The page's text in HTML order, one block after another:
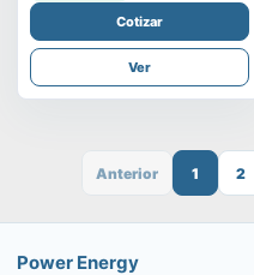
Cotizar
Ver
Anterior 1 2
Power Energy